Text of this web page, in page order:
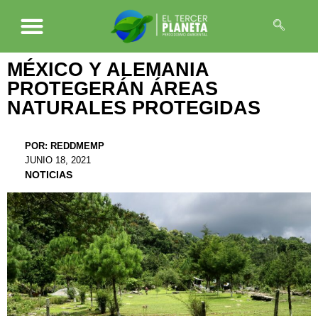
MÉXICO Y ALEMANIA
PROTEGERÁN ÁREAS
NATURALES PROTEGIDAS
POR: REDDMEMP
JUNIO 18, 2021
NOTICIAS